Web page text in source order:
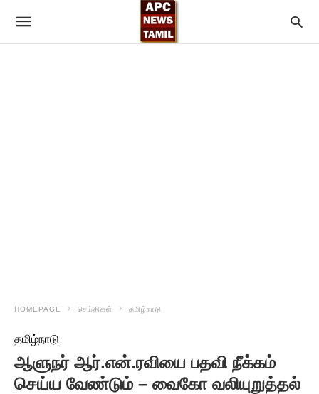
HOMEPAGE செய்திகள் தமிழ்நாடு
தமிழ்நாடு
ஆளுநர் ஆர்.என்.ரவியை பதவி நீக்கம்
செய்ய வேண்டும் – வைகோ வலியுறுத்தல்